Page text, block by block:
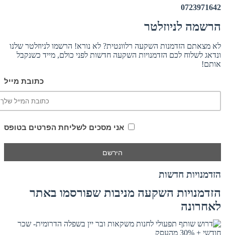
0723971642
הרשמה לניוזלטר
לא מצאתם הזדמנות השקעה רלוונטית? לא נורא! הרשמו לניוזלטר שלנו
ונדאג לשלוח לכם הזדמנויות השקעה חדשות לפני כולם, מייד כשנקבל
אותם!
כתובת מייל
אני מסכים לשליחת הפרטים בטופס
הזדמנויות חדשות
הזדמנויות השקעה מניבות שפורסמו באתר
לאחרונה